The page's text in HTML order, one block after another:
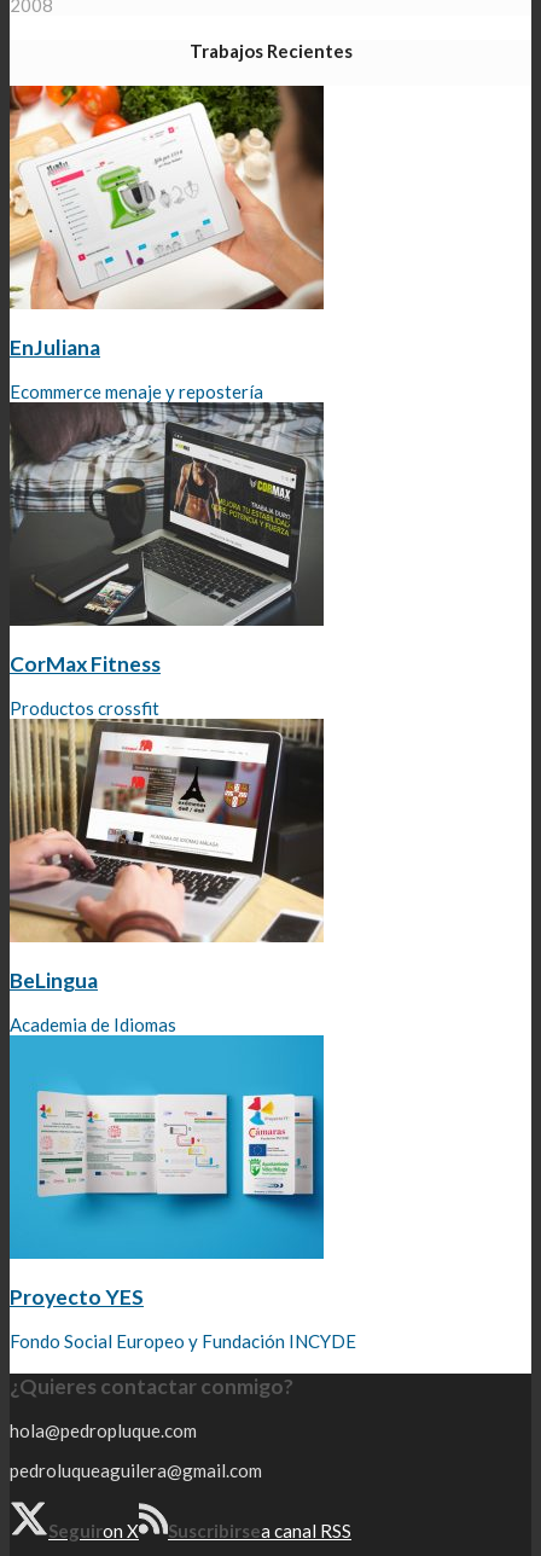
2008
Trabajos Recientes
EnJuliana
Ecommerce menaje y repostería
CorMax Fitness
Productos crossfit
BeLingua
Academia de Idiomas
Proyecto YES
Fondo Social Europeo y Fundación INCYDE
¿Quieres contactar conmigo?
hola@pedropluque.com
pedroluqueaguilera@gmail.com
Seguiron X Suscribirsea canal RSS